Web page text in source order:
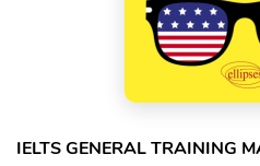
IELTS GENERAL TRAINING